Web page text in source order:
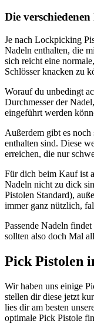
Die
Je nach Lockpicking
Nadeln enthalten, die
sich reicht eine
Schlösser knacken zu
Worauf du unbedingt
Durchmesser der
eingeführt werden
Außerdem gibt es
enthalten sind. Diese
erreichen, die nur
Für dich beim Kauf ist
Nadeln nicht zu dick
Pistolen Standard),
immer ganz nützlich,
Passende Nadeln
sollten also doch Mal
Pick Pistolen
Wir haben uns einige
stellen dir diese jetzt
lies dir am besten
optimale Pick Pistole